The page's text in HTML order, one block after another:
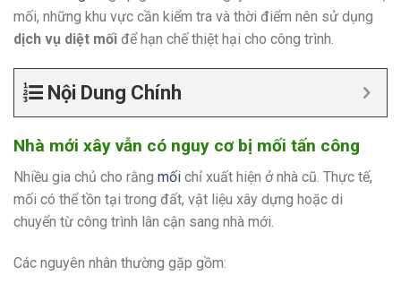
mối, những khu vực cần kiểm tra và thời điểm nên sử dụng
dịch vụ diệt mối để hạn chế thiệt hại cho công trình.
Nội Dung Chính
Nhà mới xây vẫn có nguy cơ bị mối tấn công
Nhiều gia chủ cho rằng mối chỉ xuất hiện ở nhà cũ. Thực tế,
mối có thể tồn tại trong đất, vật liệu xây dựng hoặc di
chuyển từ công trình lân cận sang nhà mới.
Các nguyên nhân thường gặp gồm: